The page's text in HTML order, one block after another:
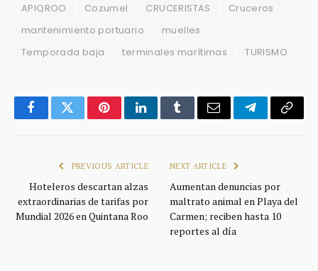
APIQROO Cozumel CRUCERISTAS
Cruceros
mantenimiento portuario
muelles
Temporada baja
terminales marítimas TURISMO
FacebookTwitterPinterestLinkedInTumblrEmail TelegramCopy
PREVIOUS ARTICLE
Hoteleros descartan alzas
extraordinarias de tarifas por
Mundial 2026 en Quintana Roo
NEXT ARTICLE
Aumentan denuncias por
maltrato animal en Playa del
Carmen; reciben hasta 10
reportes al día